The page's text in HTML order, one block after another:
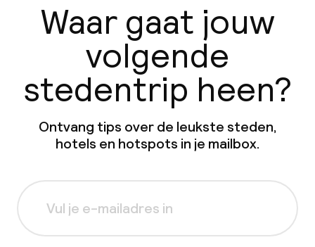
Waar gaat jouw
volgende
stedentrip heen?
Ontvang tips over de leukste steden,
hotels en hotspots in je mailbox.